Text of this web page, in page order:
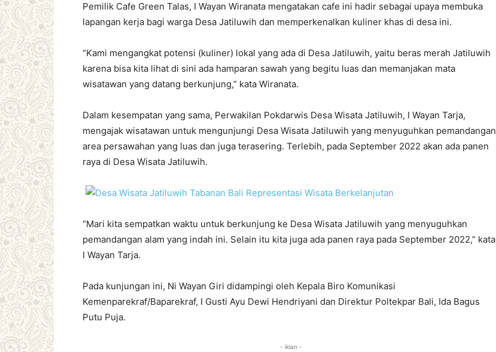
Pemilik Cafe Green Talas, I Wayan Wiranata mengatakan cafe ini hadir sebagai upaya membuka
lapangan kerja bagi warga Desa Jatiluwih dan memperkenalkan kuliner khas di desa ini.
“Kami mengangkat potensi (kuliner) lokal yang ada di Desa Jatiluwih, yaitu beras merah Jatiluwih
karena bisa kita lihat di sini ada hamparan sawah yang begitu luas dan memanjakan mata
wisatawan yang datang berkunjung,” kata Wiranata.
Dalam kesempatan yang sama, Perwakilan Pokdarwis Desa Wisata Jatiluwih, I Wayan Tarja,
mengajak wisatawan untuk mengunjungi Desa Wisata Jatiluwih yang menyuguhkan pemandangan
area persawahan yang luas dan juga terasering. Terlebih, pada September 2022 akan ada panen
raya di Desa Wisata Jatiluwih.
“Mari kita sempatkan waktu untuk berkunjung ke Desa Wisata Jatiluwih yang menyuguhkan
pemandangan alam yang indah ini. Selain itu kita juga ada panen raya pada September 2022,” kata
I Wayan Tarja.
Pada kunjungan ini, Ni Wayan Giri didampingi oleh Kepala Biro Komunikasi
Kemenparekraf/Baparekraf, I Gusti Ayu Dewi Hendriyani dan Direktur Poltekpar Bali, Ida Bagus
Putu Puja.
- iklan -